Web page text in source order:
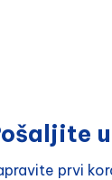
prvi